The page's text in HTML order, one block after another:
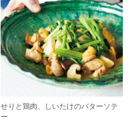
せりと鶏肉、しいたけのバターソテ
ー